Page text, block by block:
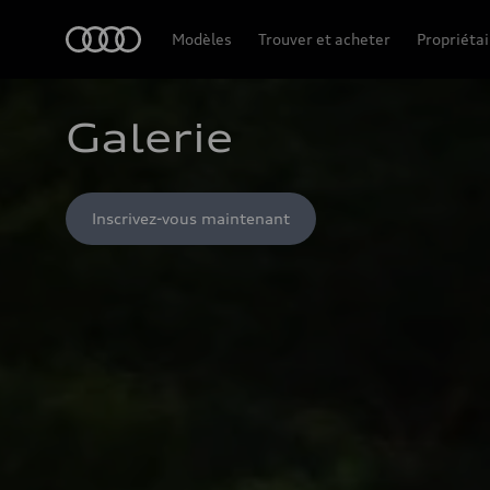
Modèles Trouver et acheter
Galerie
Inscrivez-vous maintenant